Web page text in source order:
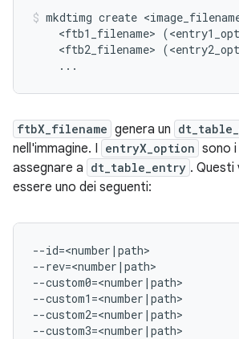
mkdtimg create
<ftb1_filename>
<ftb2_filename>
ftbX_filename genera un
nell'immagine. I entryX_option sono
assegnare a dt_table_entry . Questi
essere uno dei seguenti:
--id=<number|path>
--rev=<number|path>
--custom0=<number|path>
--custom1=<number|path>
--custom2=<number|path>
--custom3=<number|path>